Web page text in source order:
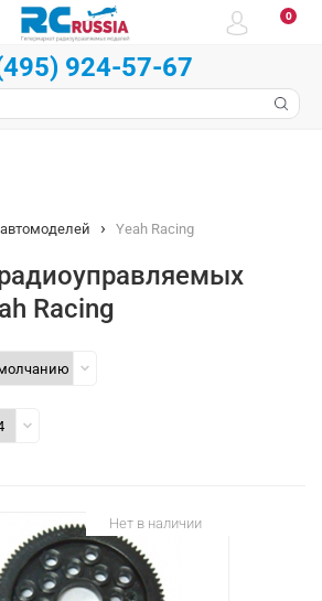
0
924-57-67
Yeah Racing
Racing
Нет в наличии